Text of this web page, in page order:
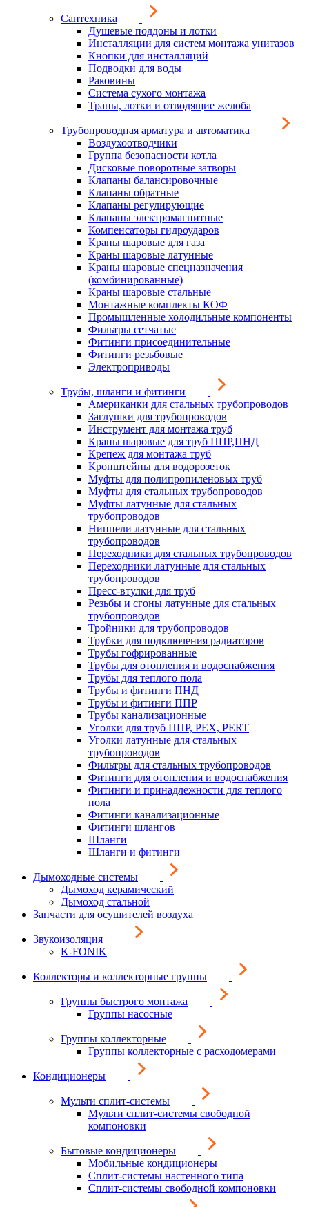
Сантехника
Душевые поддоны и лотки
Инсталляции для систем монтажа унитазов
Кнопки для инсталляций
Подводки для воды
Раковины
Система сухого монтажа
Трапы, лотки и отводящие желоба
Трубопроводная арматура и автоматика
Воздухоотводчики
Группа безопасности котла
Дисковые поворотные затворы
Клапаны балансировочные
Клапаны обратные
Клапаны регулирующие
Клапаны электромагнитные
Компенсаторы гидроударов
Краны шаровые для газа
Краны шаровые латунные
Краны шаровые спецназначения
(комбинированные)
Краны шаровые стальные
Монтажные комплекты КОФ
Промышленные холодильные компоненты
Фильтры сетчатые
Фитинги присоединительные
Фитинги резьбовые
Электроприводы
Трубы, шланги и фитинги
Американки для стальных трубопроводов
Заглушки для трубопроводов
Инструмент для монтажа труб
Краны шаровые для труб ППР,ПНД
Крепеж для монтажа труб
Кронштейны для водорозеток
Муфты для полипропиленовых труб
Муфты для стальных трубопроводов
Муфты латунные для стальных
трубопроводов
Ниппели латунные для стальных
трубопроводов
Переходники для стальных трубопроводов
Переходники латунные для стальных
трубопроводов
Пресс-втулки для труб
Резьбы и сгоны латунные для стальных
трубопроводов
Тройники для трубопроводов
Трубки для подключения радиаторов
Трубы гофрированные
Трубы для отопления и водоснабжения
Трубы для теплого пола
Трубы и фитинги ПНД
Трубы и фитинги ППР
Трубы канализационные
Уголки для труб ППР, PEX, PERT
Уголки латунные для стальных
трубопроводов
Фильтры для стальных трубопроводов
Фитинги для отопления и водоснабжения
Фитинги и принадлежности для теплого
пола
Фитинги канализационные
Фитинги шлангов
Шланги
Шланги и фитинги
Дымоходные системы
Дымоход керамический
Дымоход стальной
Запчасти для осушителей воздуха
Звукоизоляция
K-FONIK
Коллекторы и коллекторные группы
Группы быстрого монтажа
Группы насосные
Группы коллекторные
Группы коллекторные с расходомерами
Кондиционеры
Мульти сплит-системы
Мульти сплит-системы свободной
компоновки
Бытовые кондиционеры
Мобильные кондиционеры
Сплит-системы настенного типа
Сплит-системы свободной компоновки